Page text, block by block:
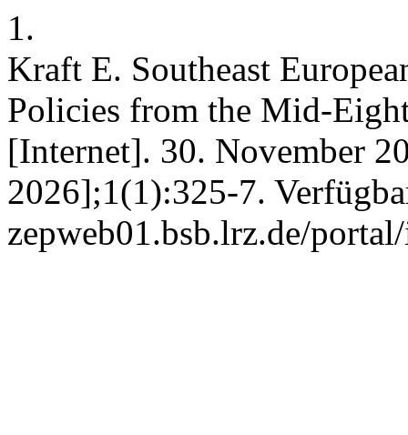
1.
Kraft E. Southeast
Policies from the Mid-
[Internet]. 30. November
2026];1(1):325-7.
zepweb01.bsb.lrz.de/